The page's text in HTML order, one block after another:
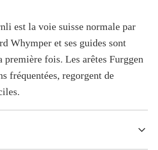
est la voie suisse normale par
Whymper et ses guides sont
première fois. Les arêtes Furggen
fréquentées, regorgent de